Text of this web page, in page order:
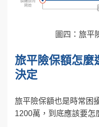
圖四：旅平
旅平險保額怎麼
決定
旅平險保額也是時常困
1200萬，到底應該要怎